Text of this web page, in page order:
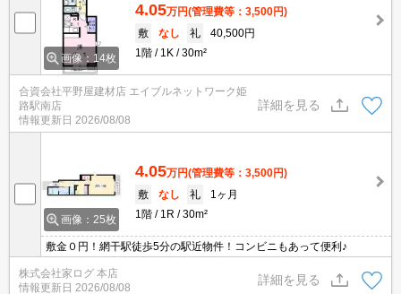
画像：14枚
4.05万円(管理費等：3,500円)
敷
なし 礼
40,500円
1階
1K 30m²
合資会社平野屋建材店 エイブルネットワーク姫
路駅南店
情報更新日 2026/08/08
詳細を見る
画像：25枚
4.05万円(管理費等：3,500円)
敷
なし 礼
1ヶ月
1階
1R 30m²
敷金０円！網干駅徒歩5分の駅近物件！コンビニもあって便利♪
株式会社家ログ 本店
情報更新日 2026/08/08
詳細を見る